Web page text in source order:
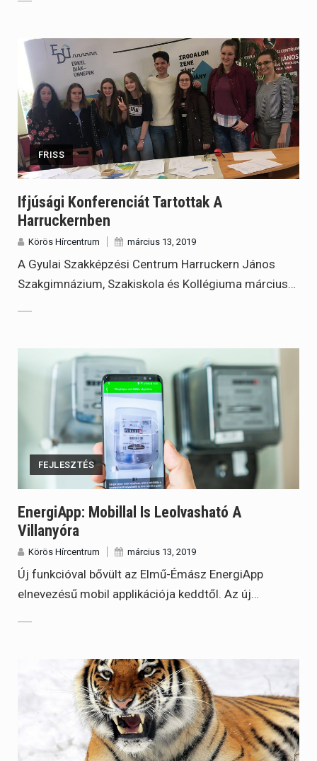
FRISS
Ifjúsági Konferenciát Tartottak A
Harruckernben
Körös Hírcentrum március 13, 2019
A Gyulai Szakképzési Centrum Harruckern János
Szakgimnázium, Szakiskola és Kollégiuma március…
FEJLESZTÉS
EnergiApp: Mobillal Is Leolvasható A
Villanyóra
Körös Hírcentrum március 13, 2019
Új funkcióval bővült az Elmű-Émász EnergiApp
elnevezésű mobil applikációja keddtől. Az új…